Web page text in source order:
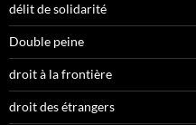
délit de solidarité
Double peine
droit à la frontière
droit des étrangers